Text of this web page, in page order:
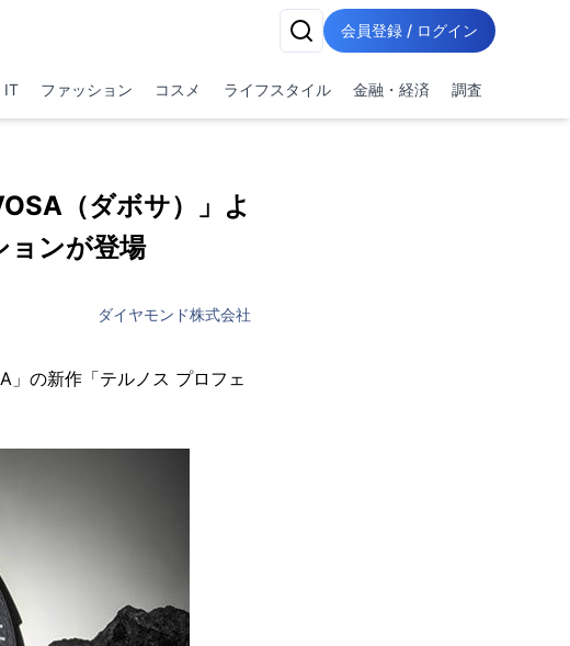
会員登録 / ログイン
IT ファッション コスメ ライフスタイル 金融・経済 調査
（ダボサ）」よ
ョンが登場
ダイヤモンド株式会社
」の新作「テルノス プロフェ